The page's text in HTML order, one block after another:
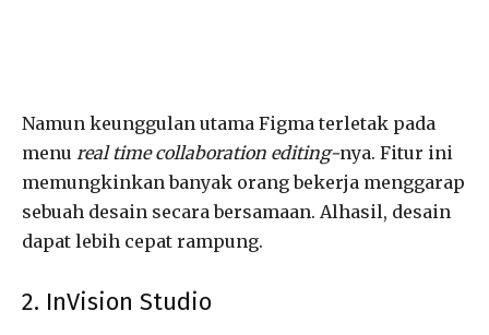
Namun keunggulan utama Figma terletak pada
menu real time collaboration editing-nya. Fitur ini
memungkinkan banyak orang bekerja menggarap
sebuah desain secara bersamaan. Alhasil, desain
dapat lebih cepat rampung.
2. InVision Studio